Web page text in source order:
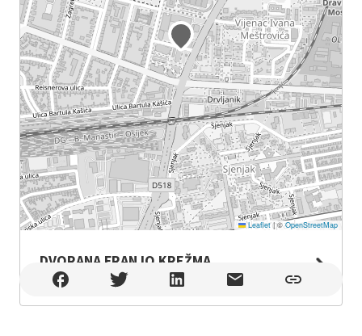
Leaflet |©OpenStreetMap
DVORANA FRANJO KREŽMA
DVORANA FRANJO KREŽMA , Osijek